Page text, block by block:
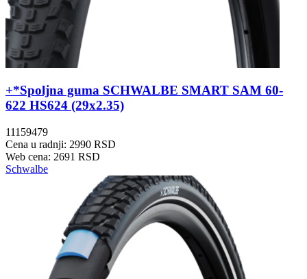
+*Spoljna guma SCHWALBE SMART SAM 60-
622 HS624 (29x2.35)
11159479
Cena u radnji: 2990 RSD
Web cena: 2691 RSD
Schwalbe